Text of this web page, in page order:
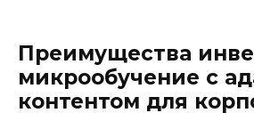
Преимущества
микрообучение с
контентом для